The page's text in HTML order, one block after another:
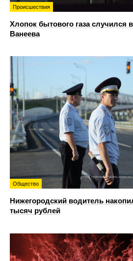
Происшествия
Хлопок бытового газа случился
Ванеева
Общество
Нижегородский водитель
тысяч рублей